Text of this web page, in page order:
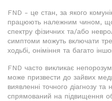
FND - це стан, за якого
працюють належним чином,
спектру фізичних та/або
симптоми можуть включати
ходьбі, оніміння та багато
FND часто викликає
може призвести до зайвих
виявленні точного діагнозу
спрямований на підвищення